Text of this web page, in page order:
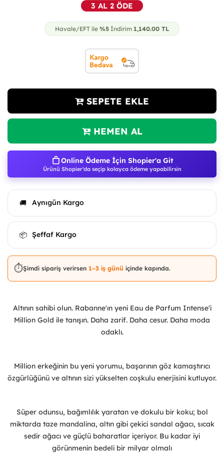
3 AL 2 ÖDE
Havale/EFT ile %5 İndirim 1,140.00 TL
SEPETE EKLE
HEMEN AL
Online Ödeme İçin Shopier'a Git
Ürünü Shopier'da seçip kolayca ödeme yapabilirsin
🚚 Aynıgün Kargo
📦 Şeffaf Kargo
⏱️Şimdi sipariş verirsen 1–3 iş günü içinde kapında.
Altının sahibi olun. Rabanne'ın yeni Eau de Parfum Intense'i
Million Gold ile tanışın. Daha zarif. Daha cesur. Daha moda
odaklı.
Million erkeğinin bu yeni yorumu, başarının göz kamaştırıcı
özgürlüğünü ve altının sizi yükselten coşkulu enerjisini kutluyor.
Süper odunsu, bağımlılık yaratan ve dokulu bir koku; bol
miktarda taze mandalina, altın gibi çekici sandal ağacı, sıcak
sedir ağacı ve güçlü baharatlar içeriyor. Bu kadar iyi
görünmenin bedeli bir milyar olmalı